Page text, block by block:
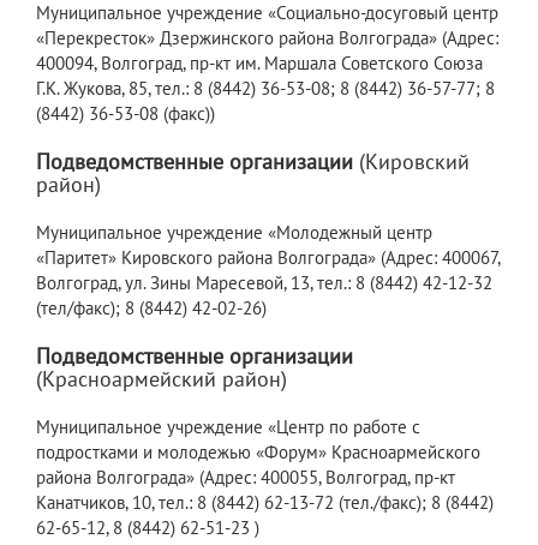
Муниципальное учреждение «Социально-досуговый центр
«Перекресток» Дзержинского района Волгограда» (Адрес:
400094, Волгоград, пр-кт им. Маршала Советского Союза
Г.К. Жукова, 85, тел.: 8 (8442) 36-53-08; 8 (8442) 36-57-77; 8
(8442) 36-53-08 (факс))
Подведомственные организации (Кировский
район)
Муниципальное учреждение «Молодежный центр
«Паритет» Кировского района Волгограда» (Адрес: 400067,
Волгоград, ул. Зины Маресевой, 13, тел.: 8 (8442) 42-12-32
(тел/факс); 8 (8442) 42-02-26)
Подведомственные организации
(Красноармейский район)
Муниципальное учреждение «Центр по работе с
подростками и молодежью «Форум» Красноармейского
района Волгограда» (Адрес: 400055, Волгоград, пр-кт
Канатчиков, 10, тел.: 8 (8442) 62-13-72 (тел./факс); 8 (8442)
62-65-12, 8 (8442) 62-51-23 )